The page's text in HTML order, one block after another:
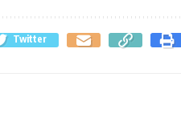
Twitter